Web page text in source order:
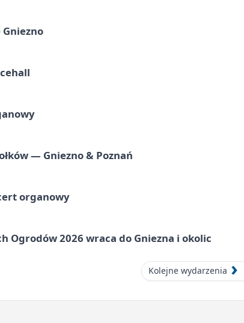
Gniezno
— Gniezno & Poznań
organowy
Ogrodów 2026 wraca do Gniezna i okolic
Kolejne wydarzenia